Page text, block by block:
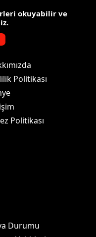
okuyabilir ve
Politikası
Politikası
Durumu